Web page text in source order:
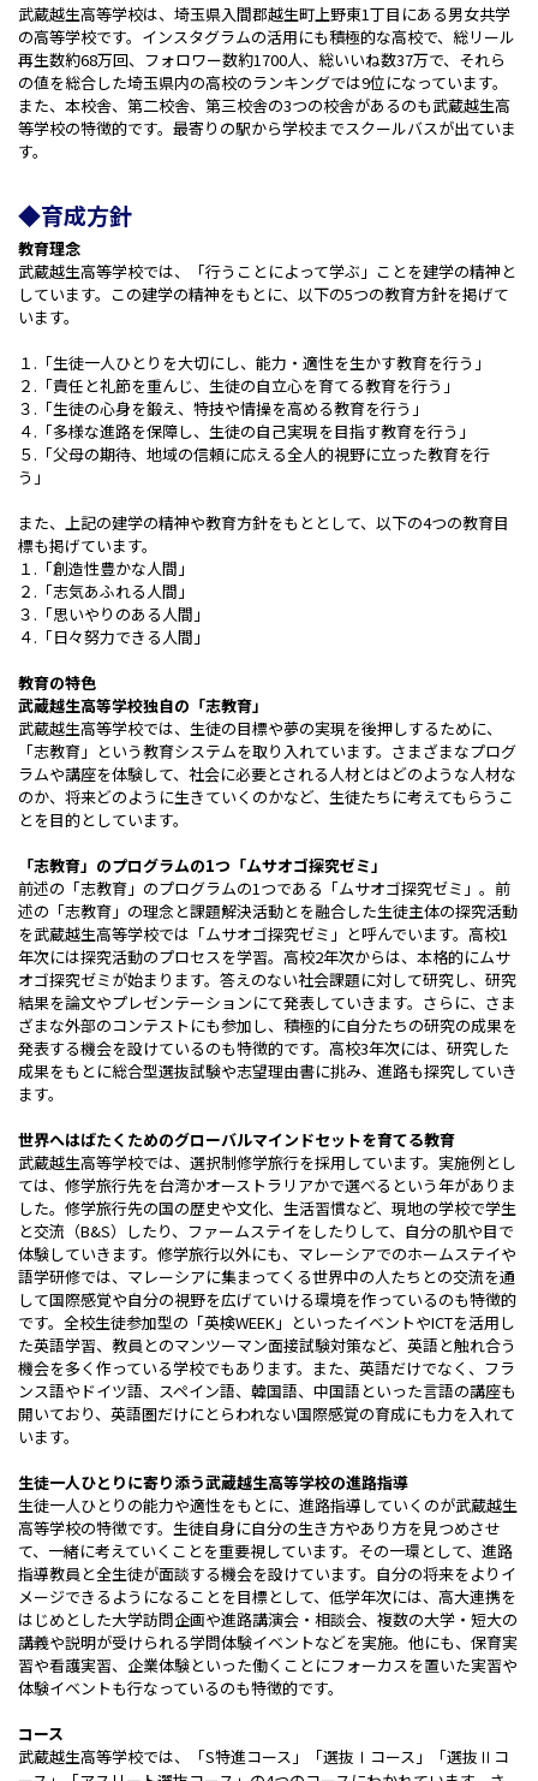
武蔵越生高等学校は、埼玉県入間郡越生町上野東1丁目にある男女共学
の高等学校です。インスタグラムの活用にも積極的な高校で、総リール
再生数約68万回、フォロワー数約1700人、総いいね数37万で、それら
の値を総合した埼玉県内の高校のランキングでは9位になっています。
また、本校舎、第二校舎、第三校舎の3つの校舎があるのも武蔵越生高
等学校の特徴的です。最寄りの駅から学校までスクールバスが出ていま
す。
◆育成方針
教育理念
武蔵越生高等学校では、「行うことによって学ぶ」ことを建学の精神と
しています。この建学の精神をもとに、以下の5つの教育方針を掲げて
います。
１.「生徒一人ひとりを大切にし、能力・適性を生かす教育を行う」
２.「責任と礼節を重んじ、生徒の自立心を育てる教育を行う」
３.「生徒の心身を鍛え、特技や情操を高める教育を行う」
４.「多様な進路を保障し、生徒の自己実現を目指す教育を行う」
５.「父母の期待、地域の信頼に応える全人的視野に立った教育を行
う」
また、上記の建学の精神や教育方針をもととして、以下の4つの教育目
標も掲げています。
１.「創造性豊かな人間」
２.「志気あふれる人間」
３.「思いやりのある人間」
４.「日々努力できる人間」
教育の特色
武蔵越生高等学校独自の「志教育」
武蔵越生高等学校では、生徒の目標や夢の実現を後押しするために、
「志教育」という教育システムを取り入れています。さまざまなプログ
ラムや講座を体験して、社会に必要とされる人材とはどのような人材な
のか、将来どのように生きていくのかなど、生徒たちに考えてもらうこ
とを目的としています。
「志教育」のプログラムの1つ「ムサオゴ探究ゼミ」
前述の「志教育」のプログラムの1つである「ムサオゴ探究ゼミ」。前
述の「志教育」の理念と課題解決活動とを融合した生徒主体の探究活動
を武蔵越生高等学校では「ムサオゴ探究ゼミ」と呼んでいます。高校1
年次には探究活動のプロセスを学習。高校2年次からは、本格的にムサ
オゴ探究ゼミが始まります。答えのない社会課題に対して研究し、研究
結果を論文やプレゼンテーションにて発表していきます。さらに、さま
ざまな外部のコンテストにも参加し、積極的に自分たちの研究の成果を
発表する機会を設けているのも特徴的です。高校3年次には、研究した
成果をもとに総合型選抜試験や志望理由書に挑み、進路も探究していき
ます。
世界へはばたくためのグローバルマインドセットを育てる教育
武蔵越生高等学校では、選択制修学旅行を採用しています。実施例とし
ては、修学旅行先を台湾かオーストラリアかで選べるという年がありま
した。修学旅行先の国の歴史や文化、生活習慣など、現地の学校で学生
と交流（B&S）したり、ファームステイをしたりして、自分の肌や目で
体験していきます。修学旅行以外にも、マレーシアでのホームステイや
語学研修では、マレーシアに集まってくる世界中の人たちとの交流を通
して国際感覚や自分の視野を広げていける環境を作っているのも特徴的
です。全校生徒参加型の「英検WEEK」といったイベントやICTを活用し
た英語学習、教員とのマンツーマン面接試験対策など、英語と触れ合う
機会を多く作っている学校でもあります。また、英語だけでなく、フラ
ンス語やドイツ語、スペイン語、韓国語、中国語といった言語の講座も
開いており、英語圏だけにとらわれない国際感覚の育成にも力を入れて
います。
生徒一人ひとりに寄り添う武蔵越生高等学校の進路指導
生徒一人ひとりの能力や適性をもとに、進路指導していくのが武蔵越生
高等学校の特徴です。生徒自身に自分の生き方やあり方を見つめさせ
て、一緒に考えていくことを重要視しています。その一環として、進路
指導教員と全生徒が面談する機会を設けています。自分の将来をよりイ
メージできるようになることを目標として、低学年次には、高大連携を
はじめとした大学訪問企画や進路講演会・相談会、複数の大学・短大の
講義や説明が受けられる学問体験イベントなどを実施。他にも、保育実
習や看護実習、企業体験といった働くことにフォーカスを置いた実習や
体験イベントも行なっているのも特徴的です。
コース
武蔵越生高等学校では、「S特進コース」「選抜Ⅰコース」「選抜Ⅱコ